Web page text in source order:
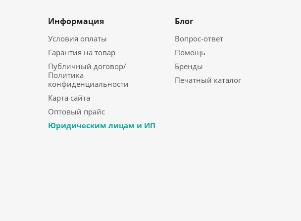
Информация
Условия оплаты
Гарантия на товар
Публичный договор/
Политика
конфиденциальности
Карта сайта
Оптовый прайс
Юридическим лицам и ИП
Блог
Вопрос-ответ
Помощь
Бренды
Печатный каталог